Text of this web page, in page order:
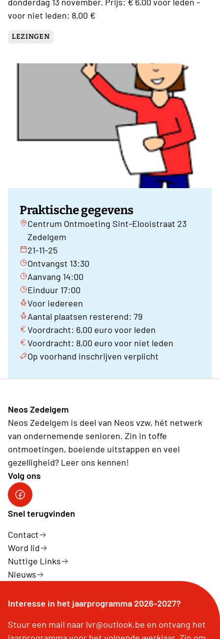
voor niet leden: 8,00 €
LEZINGEN
Praktische gegevens
Centrum Ontmoeting Sint-Elooistraat 23
Zedelgem
21-11-25
Ontvangst 13:30
Aanvang 14:00
Einduur 17:00
Voor iedereen
Aantal plaatsen resterend: 79
Voordracht: 6,00 euro voor leden
Voordracht: 8,00 euro voor niet leden
Op voorhand inschrijven verplicht
Neos Zedelgem
Neos Zedelgem is deel van Neos vzw, hét netwerk
van ondernemende senioren. Zin in toffe
ontmoetingen, boeiende uitstappen en veel
gezelligheid? Leer ons kennen!
Volg ons
Snel terugvinden
Contact
Word lid
Nuttige Links
Nieuws
Interesse in het jaarprogramma 2026-2027?
Stuur een mail naar lvr@outlook.be en ontvang het